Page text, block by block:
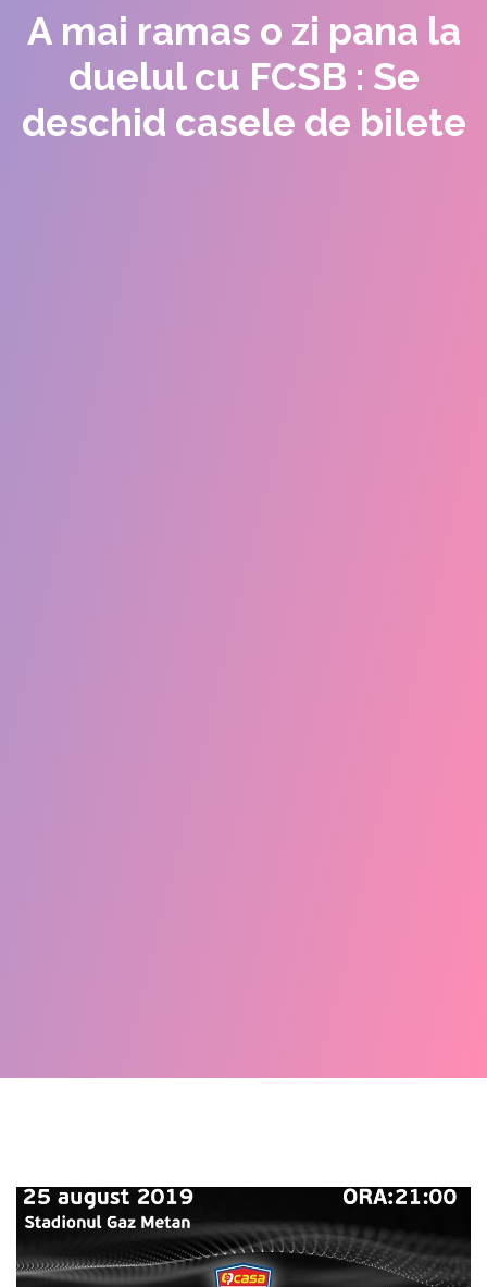
A mai ramas o zi pana la
duelul cu FCSB : Se
deschid casele de bilete